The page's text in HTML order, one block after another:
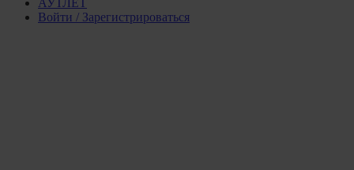
АУТЛЕТ
Войти / Зарегистрироваться